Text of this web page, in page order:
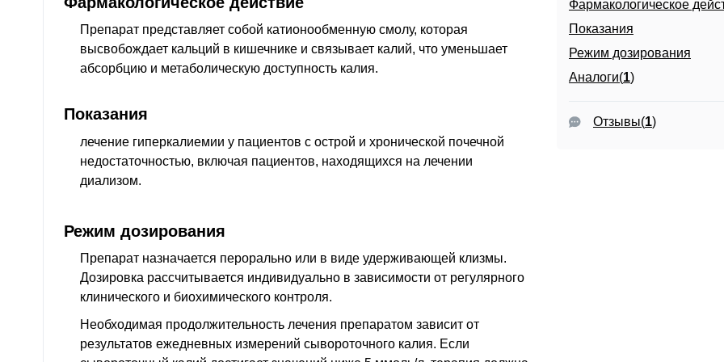
Препарат представляет собой катионообменную смолу, которая
высвобождает кальций в кишечнике и связывает калий, что уменьшает
абсорбцию и метаболическую доступность калия.
Показания
лечение гиперкалиемии у пациентов с острой и хронической почечной
недостаточностью, включая пациентов, находящихся на лечении
диализом.
Режим дозирования
Препарат назначается перорально или в виде удерживающей клизмы.
Дозировка рассчитывается индивидуально в зависимости от регулярного
клинического и биохимического контроля.
Необходимая продолжительность лечения препаратом зависит от
результатов ежедневных измерений сывороточного калия. Если
Фармакологическое
Показания
Режим дозирования
Аналоги(1)
Отзывы(1)